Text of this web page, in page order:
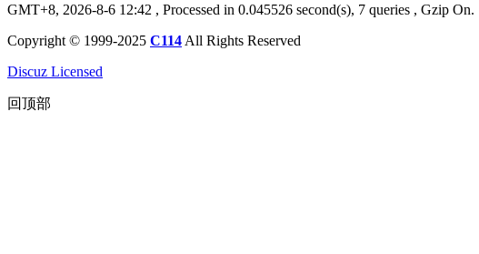
GMT+8, 2026-8-6 12:42 , Processed in 0.045526 second(s), 7 queries , Gzip On.
Copyright © 1999-2025 C114 All Rights Reserved
Discuz Licensed
回顶部